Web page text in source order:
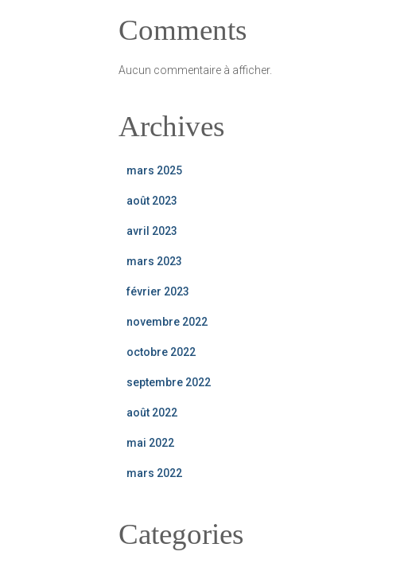
Comments
Aucun commentaire à afficher.
Archives
mars 2025
août 2023
avril 2023
mars 2023
février 2023
novembre 2022
octobre 2022
septembre 2022
août 2022
mai 2022
mars 2022
Categories